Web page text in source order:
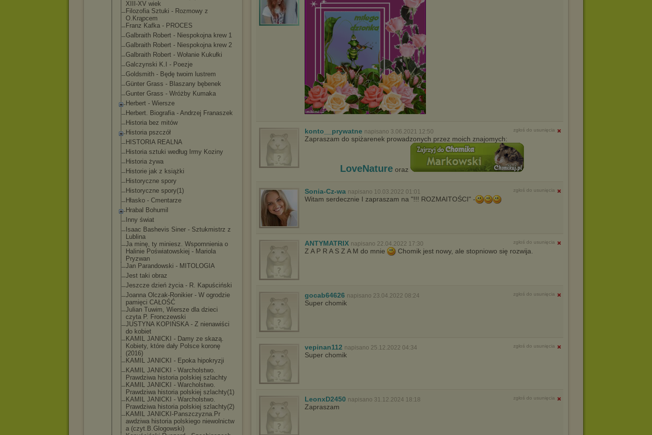
XIII-XV wiek
Filozofia Sztuki - Rozmowy z
O.Krąpcem
Franz Kafka - PROCES
Galbraith Robert - Niespokojna krew 1
Galbraith Robert - Niespokojna krew 2
Galbraith Robert - Wołanie Kukułki
Galczynski K.I - Poezje
Goldsmith - Będę twoim lustrem
Günter Grass - Blaszany bębenek
Gunter Grass - Wróżby Kumaka
Herbert - Wiersze
Herbert. Biografia - Andrzej Franaszek
Historia bez mitów
Historia pszczół
HISTORIA REALNA
Historia sztuki według Irmy Koziny
Historia żywa
Historie jak z książki
Historyczne spory
Historyczne spory(1)
Hłasko - Cmentarze
Hrabal Bohumil
Inny świat
Isaac Bashevis Siner - Sztukmistrz z
Lublina
Ja minę, ty miniesz. Wspomnienia o
Halinie Poświatowskiej - Mariola
Pryzwan
Jan Parandowski - MITOLOGIA
Jest taki obraz
Jeszcze dzień życia - R. Kapuściński
Joanna Olczak-Roni kier - W ogrodzie
pamięci CAŁOŚĆ
Julian Tuwim, Wiersze dla dzieci
czyta P. Fronczewski
JUSTYNA KOPIŃSKA - Z nienawiści
do kobiet
KAMIL JANICKI - Damy ze skazą.
Kobiety, które dały Polsce koronę
(2016)
KAMIL JANICKI - Epoka hipokryzji
KAMIL JANICKI - Warcholstwo.
Prawdziwa historia polskiej szlachty
KAMIL JANICKI - Warcholstwo.
Prawdziwa historia polskiej szlachty(1)
KAMIL JANICKI - Warcholstwo.
Prawdziwa historia polskiej szlachty(2)
KAMIL JANICKI-Panszczyzna.Pr
awdziwa historia polskiego niewolnictw
a (czyt.B.Glogowski)
konto__prywatne napisano 3.06.2021 12:50 zgłoś do usunięcia
Zapraszam do spiżarenek prowadzonych przez moich znajomych:
LoveNature oraz
Sonia-Cz-wa napisano 10.03.2022 01:01 zgłoś do usunięcia
Witam serdecznie I zapraszam na "!!! ROZMAITOŚCI" -
ANTYMATRIX napisano 22.04.2022 17:30 zgłoś do usunięcia
Z A P R A S Z A M do mnie Chomik jest nowy, ale stopniowo się rozwija.
gocab64626 napisano 23.04.2022 08:24 zgłoś do usunięcia
Super chomik
vepinan112 napisano 25.12.2022 04:34 zgłoś do usunięcia
Super chomik
LeonxD2450 napisano 31.12.2024 18:18 zgłoś do usunięcia
Zapraszam